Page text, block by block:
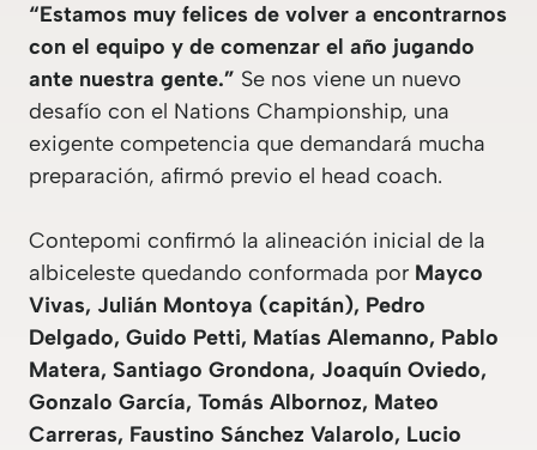
“Estamos muy felices de volver a encontrarnos
con el equipo y de comenzar el año jugando
ante nuestra gente.” Se nos viene un nuevo
desafío con el Nations Championship, una
exigente competencia que demandará mucha
preparación, afirmó previo el head coach.
Contepomi confirmó la alineación inicial de la
albiceleste quedando conformada por Mayco
Vivas, Julián Montoya (capitán), Pedro
Delgado, Guido Petti, Matías Alemanno, Pablo
Matera, Santiago Grondona, Joaquín Oviedo,
Gonzalo García, Tomás Albornoz, Mateo
Carreras, Faustino Sánchez Valarolo, Lucio